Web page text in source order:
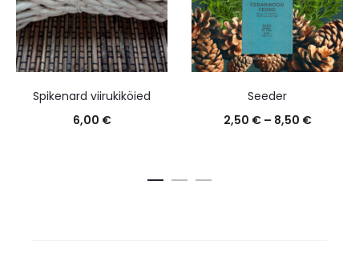
Spikenard viirukiköied
6,00 €
Seeder
2,50 €– 8,50 €